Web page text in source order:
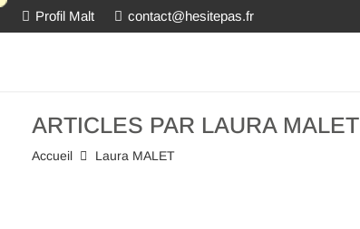
Profil Malt contact@hesitepas.fr
ARTICLES PAR LAURA MALET
Accueil Laura MALET